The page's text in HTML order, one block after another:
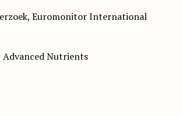
Euromonitor International
Advanced Nutrients